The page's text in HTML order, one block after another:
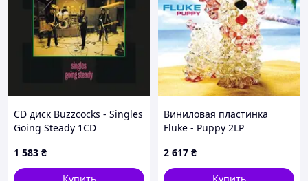
CD диск Buzzcocks - Singles
Going Steady 1CD
1 583 ₴
Виниловая пластинка
Fluke - Puppy 2LP
2 617 ₴